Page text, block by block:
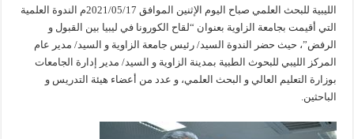
الليبية للبحث العلمي صباح اليوم الإثنين الموافق 2021/05/17م الندوة العلمية
التي أقيمت بجامعة الزاوية بعنوان “لقاح الكورونا في ليبيا بين القبول و
الرفض”، حيث حضر الندوة السيد/ رئيس جامعة الزاوية و السيد/ مدير عام
المركز الليبي للبحوث الطبية بمدينة الزاوية و السيد/ مدير إدارة الجامعات
بوزارة التعليم العالي و البحث العلمي، و عدد من أعضاء هيئة التدريس و
الباحثين.